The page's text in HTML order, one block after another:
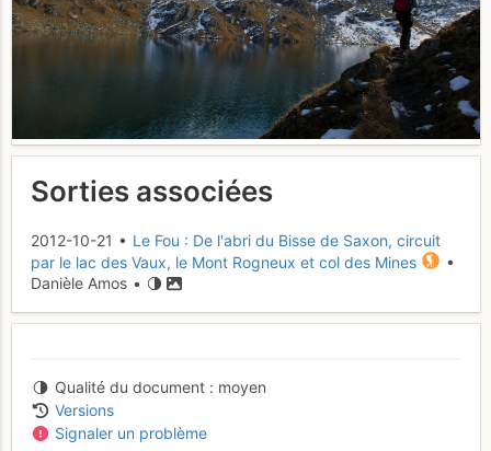
Sorties associées
2012-10-21 • Le Fou : De l'abri du Bisse de Saxon, circuit
par le lac des Vaux, le Mont Rogneux et col des Mines
•
Danièle Amos •
Qualité du document
moyen
Versions
Signaler un problème